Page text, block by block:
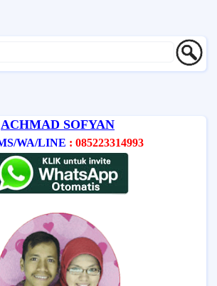
ACHMAD SOFYAN
WA/LINE : 085223314993